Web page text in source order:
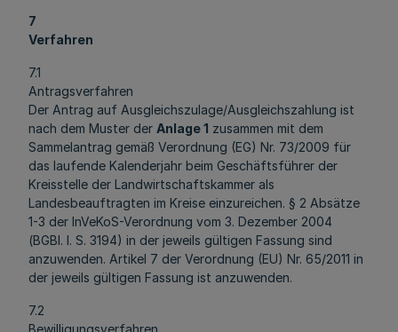
7
Verfahren
7.1
Antragsverfahren
Der Antrag auf Ausgleichszulage/Ausgleichszahlung ist
nach dem Muster der Anlage 1 zusammen mit dem
Sammelantrag gemäß Verordnung (EG) Nr. 73/2009 für
das laufende Kalenderjahr beim Geschäftsführer der
Kreisstelle der Landwirtschaftskammer als
Landesbeauftragten im Kreise einzureichen. § 2 Absätze
1-3 der InVeKoS-Verordnung vom 3. Dezember 2004
(BGBl. I. S. 3194) in der jeweils gültigen Fassung sind
anzuwenden. Artikel 7 der Verordnung (EU) Nr. 65/2011 in
der jeweils gültigen Fassung ist anzuwenden.
7.2
Bewilligungsverfahren